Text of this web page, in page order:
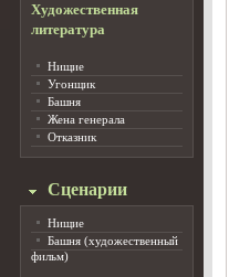
Художественная
литература
Нищие
Угонщик
Башня
Жена генерала
Отказник
Сценарии
Нищие
Башня (художественный
фильм)